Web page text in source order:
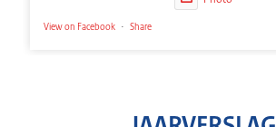
View on Facebook · Share